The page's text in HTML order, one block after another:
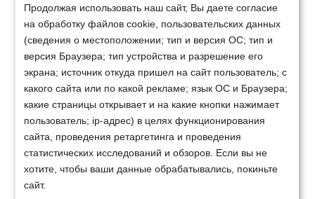
Продолжая использовать наш сайт, Вы даете согласие
на обработку файлов cookie, пользовательских данных
(сведения о местоположении; тип и версия ОС; тип и
версия Браузера; тип устройства и разрешение его
экрана; источник откуда пришел на сайт пользователь; с
какого сайта или по какой рекламе; язык ОС и Браузера;
какие страницы открывает и на какие кнопки нажимает
пользователь; ip-адрес) в целях функционирования
сайта, проведения ретаргетинга и проведения
статистических исследований и обзоров. Если вы не
хотите, чтобы ваши данные обрабатывались, покиньте
сайт.